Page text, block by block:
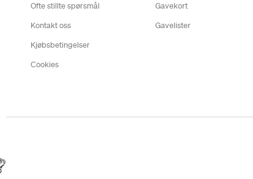
Ofte stillte spørsmål
Kontakt oss
Kjøbsbetingelser
Cookies
Gavekort
Gavelister